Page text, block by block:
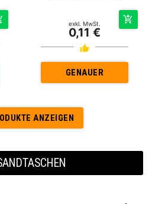
exkl. MwSt.
0,11 €
GENAUER
ANZEIGEN